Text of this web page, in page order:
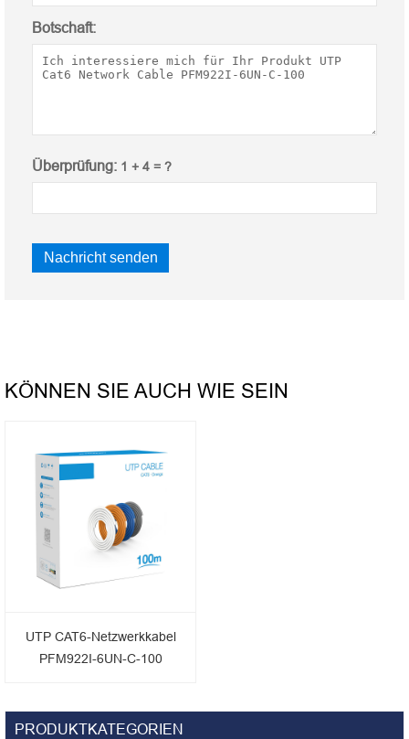
Botschaft:
Überprüfung: 1 + 4 = ?
KÖNNEN SIE AUCH WIE SEIN
UTP CAT6-Netzwerkkabel
PFM922I-6UN-C-100
PRODUKTKATEGORIEN